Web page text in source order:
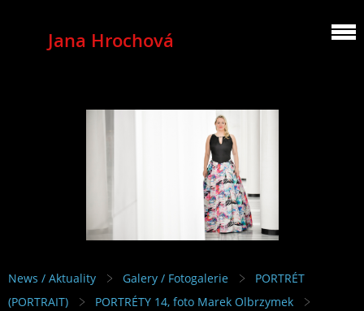
Jana Hrochová
MEZZOSOPRANO
News / Aktuality Galery / Fotogalerie
PORTRÉT
(PORTRAIT)
PORTRÉTY 14, foto Marek Olbrzymek